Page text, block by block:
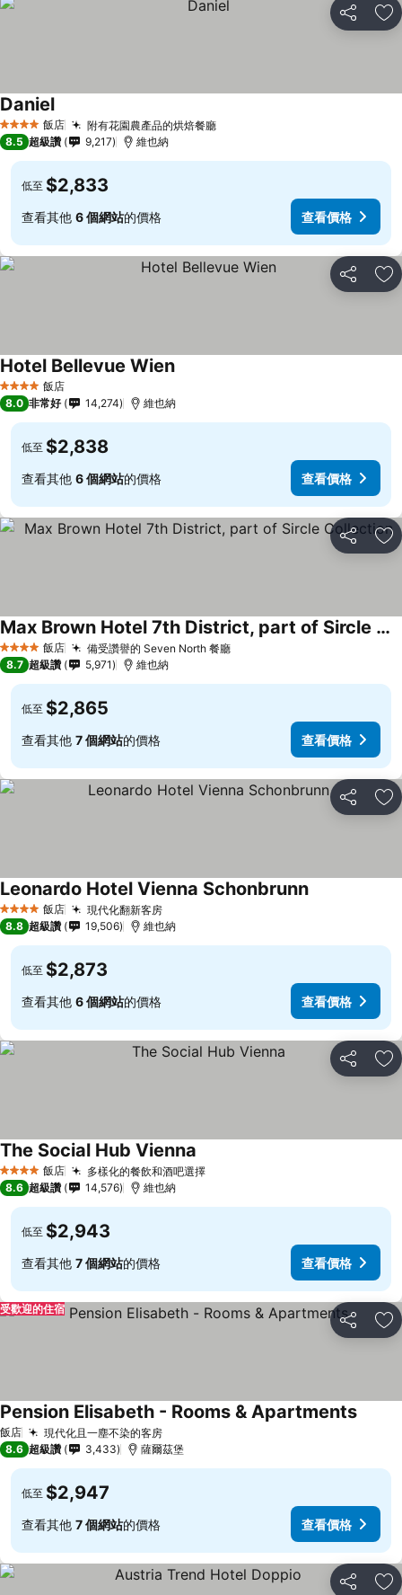
分享 加
4 星級 飯店 附有花園農產品的烘焙餐廳
Daniel
8.5 超級讚 9,217 維也納
低至 $2,833
查看其他 6 個網站的價格 查看價格
分享 加
4 星級 飯店
Hotel Bellevue Wien
8.0 非常好 14,274 維也納
低至 $2,838
查看其他 6 個網站的價格 查看價格
分享 加
4 星級 飯店 備受讚譽的 Seven North 餐廳
Max Brown Hotel 7th District, part of Sircle Collection
8.7 超級讚 5,971 維也納
低至 $2,865
查看其他 7 個網站的價格 查看價格
分享 加
4 星級 飯店 現代化翻新客房
Leonardo Hotel Vienna Schonbrunn
8.8 超級讚 19,506 維也納
低至 $2,873
查看其他 6 個網站的價格 查看價格
分享 加
4 星級 飯店 多樣化的餐飲和酒吧選擇
The Social Hub Vienna
8.6 超級讚 14,576 維也納
低至 $2,943
查看其他 7 個網站的價格 查看價格
分享 加
受歡迎的住宿
飯店 現代化且一塵不染的客房
Pension Elisabeth - Rooms & Apartments
8.6 超級讚 3,433 薩爾茲堡
低至 $2,947
查看其他 7 個網站的價格 查看價格
分享 加